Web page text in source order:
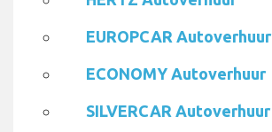
EUROPCAR Autoverhuur
ECONOMY Autoverhuur
SILVERCAR Autoverhuur